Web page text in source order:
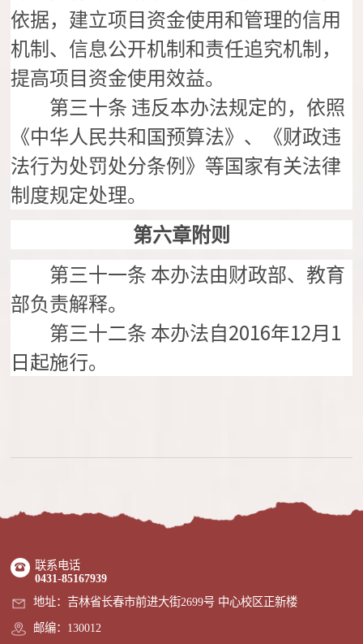
依据，建立项目资金使用和管理的信用
机制、信息公开机制和责任追究机制，
提高项目资金使用效益。
第三十条 违反本办法规定的，依照
《中华人民共和国预算法》、《财政违
法行为处罚处分条例》等国家有关法律
制度规定处理。
第六章附则
第三十一条 本办法由财政部、教育
部负责解释。
第三十二条 本办法自 2016年12月1
日起施行。
联系电话
0431-85167939
地址：吉林省长春市前进大街2699号 中心校区正新楼
邮编：130012